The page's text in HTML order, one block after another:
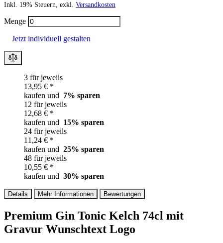
Inkl. 19% Steuern, exkl. Versandkosten
Menge
Jetzt individuell gestalten
3 für jeweils
13,95 € *
kaufen und 7% sparen
12 für jeweils
12,68 € *
kaufen und 15% sparen
24 für jeweils
11,24 € *
kaufen und 25% sparen
48 für jeweils
10,55 € *
kaufen und 30% sparen
Details Mehr Informationen Bewertungen
Premium Gin Tonic Kelch 74cl mit
Gravur Wunschtext Logo